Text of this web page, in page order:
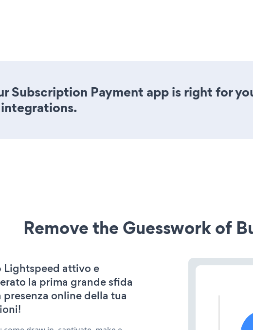
Subscription Payment app is right for
Remove the Guesswork of
Lightspeed attivo e
la prima grande sfida
online della tua